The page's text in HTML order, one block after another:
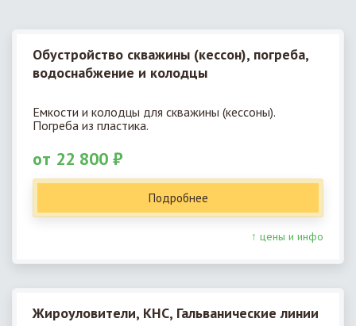
Обустройство скважины (кессон), погреба,
водоснабжение и колодцы
Емкости и колодцы для скважины (кессоны).
Погреба из пластика.
от 22 800 ₽
Подробнее
↑ цены и инфо
Жироуловители, КНС, Гальванические линии